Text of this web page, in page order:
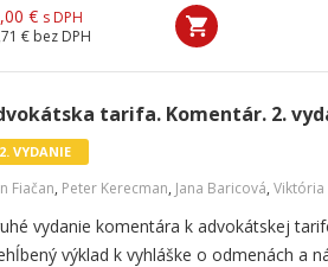
€ s DPH
€ bez DPH
tarifa. Komentár. 2.
2. VYDANIE
Fiačan, Peter Kerecman, Jana Baricová,
vydanie komentára k advokátskej
výklad k vyhláške o odmenách a